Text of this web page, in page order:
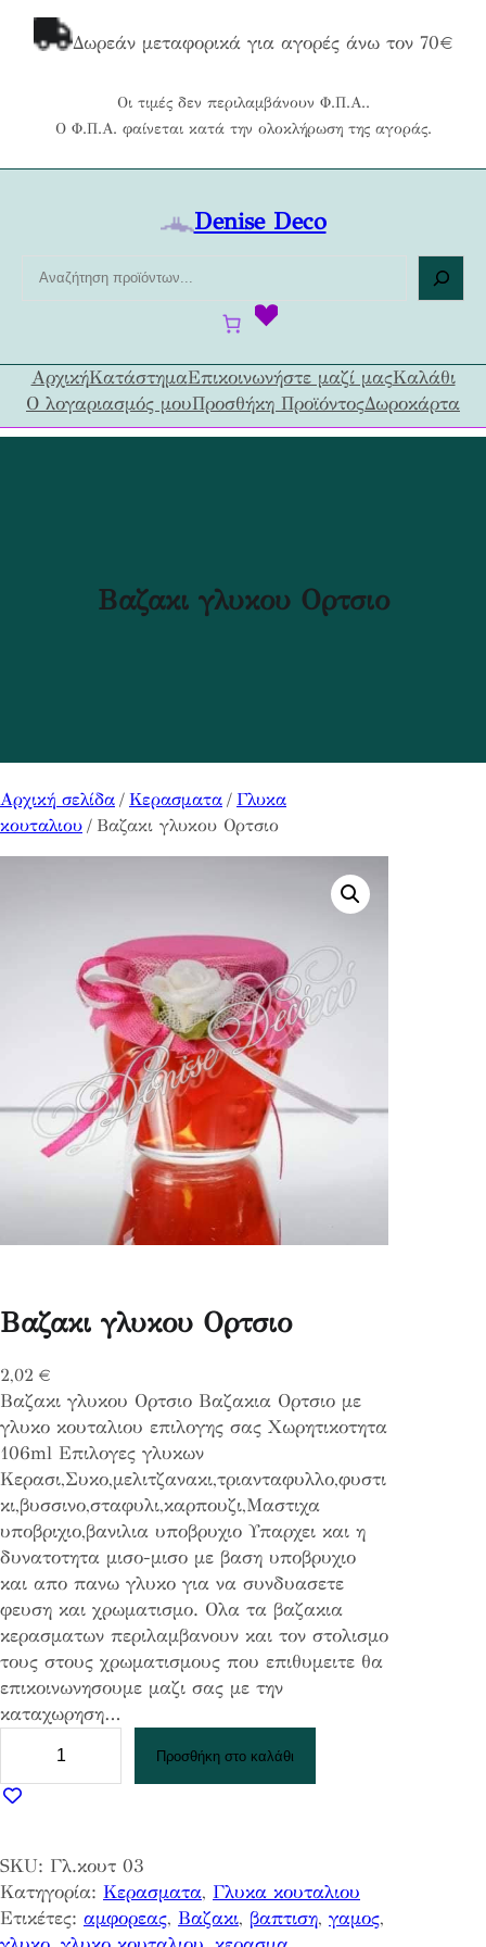
Δωρεάν μεταφορικά για αγορές άνω τον 70€
Οι τιμές δεν περιλαμβάνουν Φ.Π.Α..
Ο Φ.Π.Α. φαίνεται κατά την ολοκλήρωση της αγοράς.
Denise Deco
ή
τ
η
ΑρχικήΚατάστημαΕπικοινωνήστε μαζί μαςΚαλάθι
Ο λογαριασμός μουΠροσθήκη ΠροϊόντοςΔωροκάρτα
Βαζακι γλυκου Ορτσιο
Αρχική σελίδα / Κερασματα / Γλυκα
κουταλιου / Βαζακι γλυκου Ορτσιο
Βαζακι γλυκου Ορτσιο
2,02 €
Βαζακι γλυκου Ορτσιο Βαζακια Ορτσιο με
γλυκο κουταλιου επιλογης σας Χωρητικοτητα
106ml Επιλογες γλυκων
Κερασι,Συκο,μελιτζανακι,τριανταφυλλο,φυστι
κι,βυσσινο,σταφυλι,καρπουζι,Μαστιχα
υποβριχιο,βανιλια υποβρυχιο Υπαρχει και η
δυνατοτητα μισο-μισο με βαση υποβρυχιο
και απο πανω γλυκο για να συνδυασετε
φευση και χρωματισμο. Ολα τα βαζακια
κερασματων περιλαμβανουν και τον στολισμο
τους στους χρωματισμους που επιθυμειτε θα
επικοινωνησουμε μαζι σας με την
καταχωρηση…
ζ
ι
γ
λ
Προσθήκη στο καλάθι
SKU: Γλ.κουτ 03
Κατηγορία: Κερασματα, Γλυκα κουταλιου
Ετικέτες: αμφορεας, Βαζακι, βαπτιση, γαμος